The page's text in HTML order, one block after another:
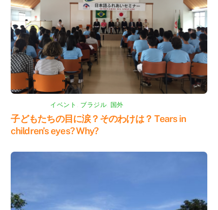
イベント ブラジル 国外
子どもたちの目に涙？そのわけは？ Tears in
children’s eyes? Why?